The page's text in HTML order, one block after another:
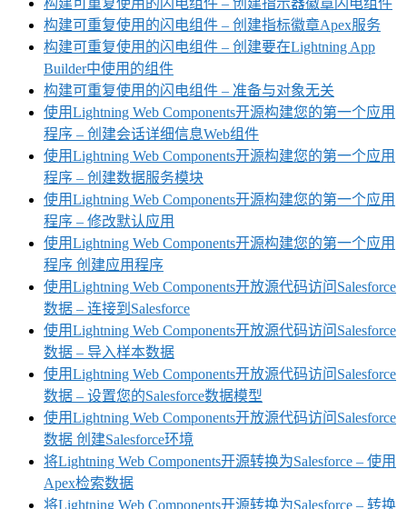
构建可重复使用的闪电组件 – 创建指示器徽章闪电组件
构建可重复使用的闪电组件 – 创建指标徽章Apex服务
构建可重复使用的闪电组件 – 创建要在Lightning App
Builder中使用的组件
构建可重复使用的闪电组件 – 准备与对象无关
使用Lightning Web Components开源构建您的第一个应用
程序 – 创建会话详细信息Web组件
使用Lightning Web Components开源构建您的第一个应用
程序 – 创建数据服务模块
使用Lightning Web Components开源构建您的第一个应用
程序 – 修改默认应用
使用Lightning Web Components开源构建您的第一个应用
程序 创建应用程序
使用Lightning Web Components开放源代码访问Salesforce
数据 – 连接到Salesforce
使用Lightning Web Components开放源代码访问Salesforce
数据 – 导入样本数据
使用Lightning Web Components开放源代码访问Salesforce
数据 – 设置您的Salesforce数据模型
使用Lightning Web Components开放源代码访问Salesforce
数据 创建Salesforce环境
将Lightning Web Components开源转换为Salesforce – 使用
Apex检索数据
将Lightning Web Components开源转换为Salesforce – 转换